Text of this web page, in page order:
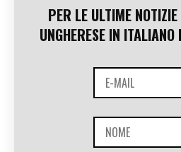
PER LE ULTIME
UNGHERESE IN